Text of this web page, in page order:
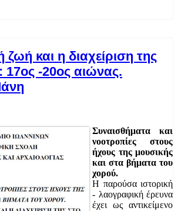
ζωή και η διαχείριση της
-20ος αιώνας.
Συναισθήματα και
νοοτροπίες στους
ήχους της μουσικής
και στα βήματα του
χορού.
Η παρούσα ιστορική
- λαογραφική έρευνα
έχει ως αντικείμενο